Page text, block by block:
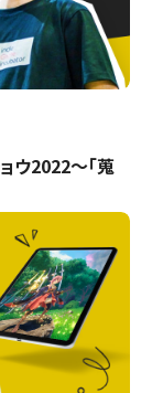
ウ2022～「蒐